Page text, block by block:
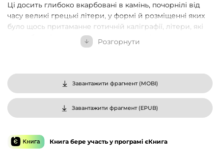
Ці досить глибоко вкарбовані в камінь, почорнілі від
часу великі грецькі літери, у формі й розміщенні яких
було щось притаманне готичній каліграфії, літери, які
немовби свідчили про те, що начертані вони рукою
людини середньовіччя, а особливо їхній зловісний і
Він запитував себе, він намагався збагнути, яка то
стражденна душа не схотіла покинути світ, не
залишивши на чолі старої церкви цього тавра злочину
чи нещастя.
обмазали чи обшкрябали, і напис зник. Саме так ось
уже протягом двох століть поводяться з чудовими
Розгорнути
Завантажити фрагмент (MOBI)
Завантажити фрагмент (EPUB)
Книга бере участь у програмі єКнига